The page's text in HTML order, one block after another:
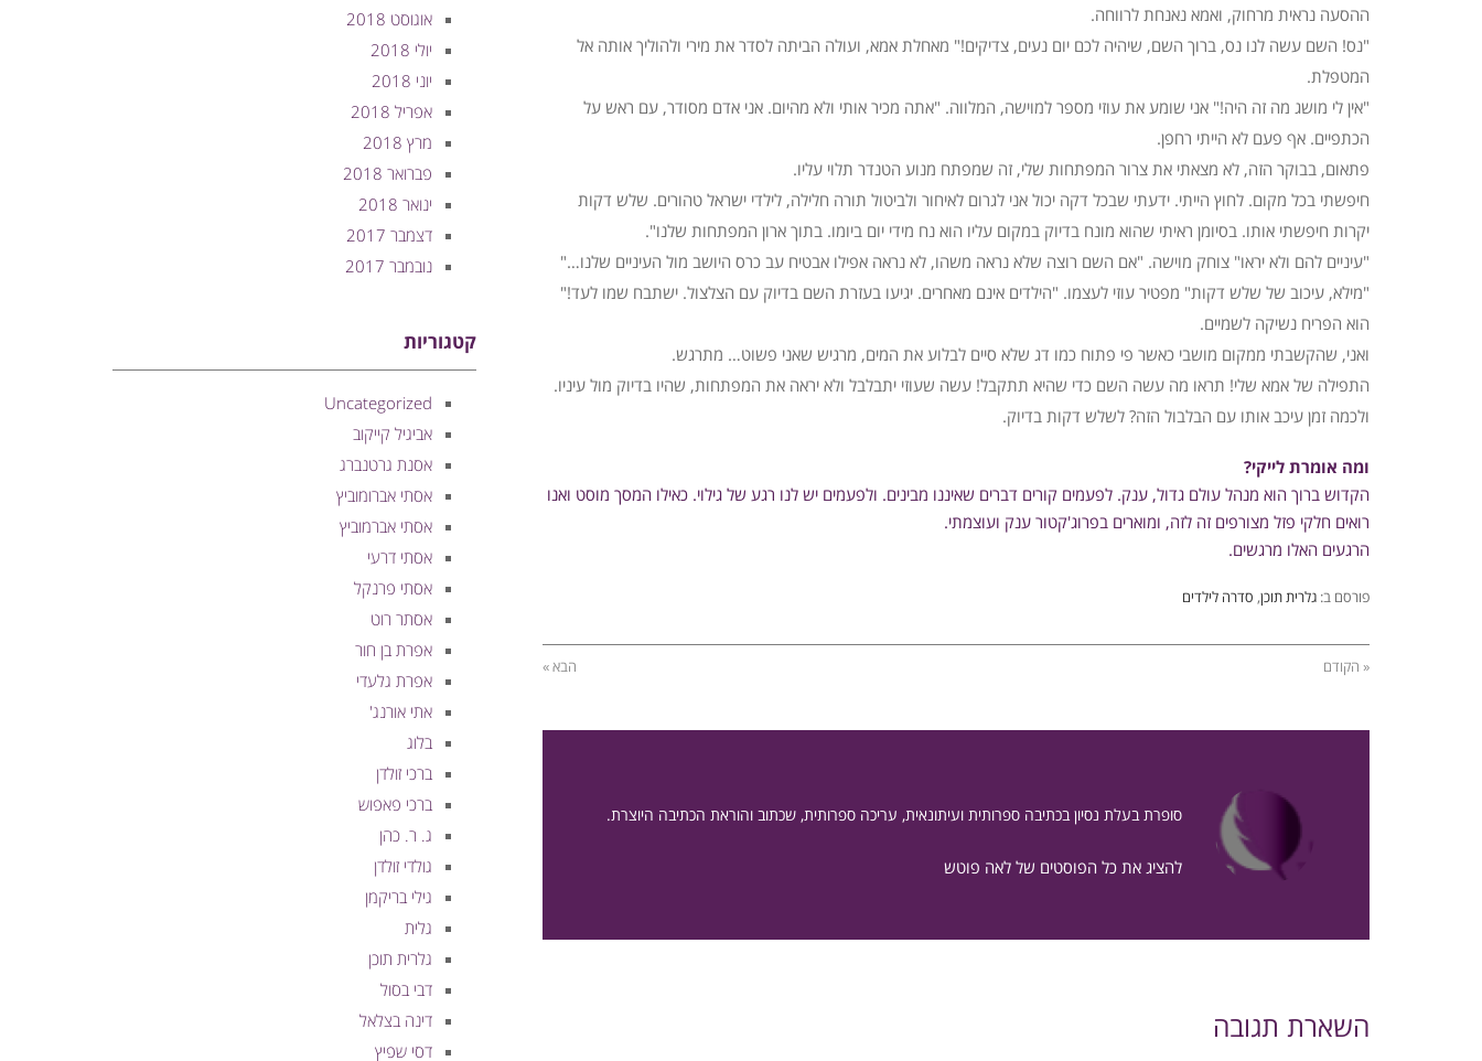
ההסעה נראית מרחוק, ואמא נאנחת לרווחה.
"נס! השם עשה לנו נס, ברוך השם, שיהיה לכם יום נעים, צדיקים!" מאחלת אמא, ועולה הביתה לסדר את מירי ולהוליך אותה אל
המטפלת.
"אין לי מושג מה זה היה!" אני שומע את עוזי מספר למוישה, המלווה. "אתה מכיר אותי ולא מהיום. אני אדם מסודר, עם ראש על
הכתפיים. אף פעם לא הייתי רחפן.
פתאום, בבוקר הזה, לא מצאתי את צרור המפתחות שלי, זה שמפתח מנוע הטנדר תלוי עליו.
חיפשתי בכל מקום. לחוץ הייתי. ידעתי שבכל דקה יכול אני לגרום לאיחור ולביטול תורה חלילה, לילדי ישראל טהורים. שלש דקות
יקרות חיפשתי אותו. בסיומן ראיתי שהוא מונח בדיוק במקום עליו הוא נח מידי יום ביומו. בתוך ארון המפתחות שלנו".
"עיניים להם ולא יראו" צוחק מוישה. "אם השם רוצה שלא נראה משהו, לא נראה אפילו אבטיח עב כרס היושב מול העיניים שלנו…"
"מילא, עיכוב של שלש דקות" מפטיר עוזי לעצמו. "הילדים אינם מאחרים. יגיעו בעזרת השם בדיוק עם הצלצול. ישתבח שמו לעד!"
הוא הפריח נשיקה לשמיים.
ואני, שהקשבתי ממקום מושבי כאשר פי פתוח כמו דג שלא סיים לבלוע את המים, מרגיש שאני פשוט… מתרגש.
התפילה של אמא שלי! תראו מה עשה השם כדי שהיא תתקבל! עשה שעוזי יתבלבל ולא יראה את המפתחות, שהיו בדיוק מול עיניו.
ולכמה זמן עיכב אותו עם הבלבול הזה? לשלש דקות בדיוק.
ומה אומרת לייקי?
הקדוש ברוך הוא מנהל עולם גדול, ענק. לפעמים קורים דברים שאיננו מבינים. ולפעמים יש לנו רגע של גילוי. כאילו המסך מוסט ואנו
רואים חלקי פזל מצורפים זה לזה, ומוארים בפרוג'קטור ענק ועוצמתי.
הרגעים האלו מרגשים.
פורסם ב: גלרית תוכן, סדרה לילדים
« הקודם הבא »
סופרת בעלת נסיון בכתיבה ספרותית ועיתונאית, עריכה ספרותית, שכתוב והוראת הכתיבה היוצרת.
להציג את כל הפוסטים של לאה פוטש
השארת תגובה
אוגוסט 2018
יולי 2018
יוני 2018
אפריל 2018
מרץ 2018
פברואר 2018
ינואר 2018
דצמבר 2017
נובמבר 2017
קטגוריות
Uncategorized
אביגיל קייקוב
אסנת גרטנברג
אסתי אברומוביץ
אסתי אברמוביץ
אסתי דרעי
אסתי פרנקל
אסתר רוט
אפרת בן חור
אפרת גלעדי
אתי אורנג'
בלוג
ברכי זולדן
ברכי פאפוש
ג. ר. כהן
גולדי זולדן
גילי בריקמן
גלית
גלרית תוכן
דבי בסול
דינה בצלאל
דסי שפיץ